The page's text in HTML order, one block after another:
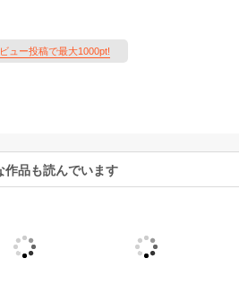
ュー投稿で最大1000pt!
作品も読んでいます